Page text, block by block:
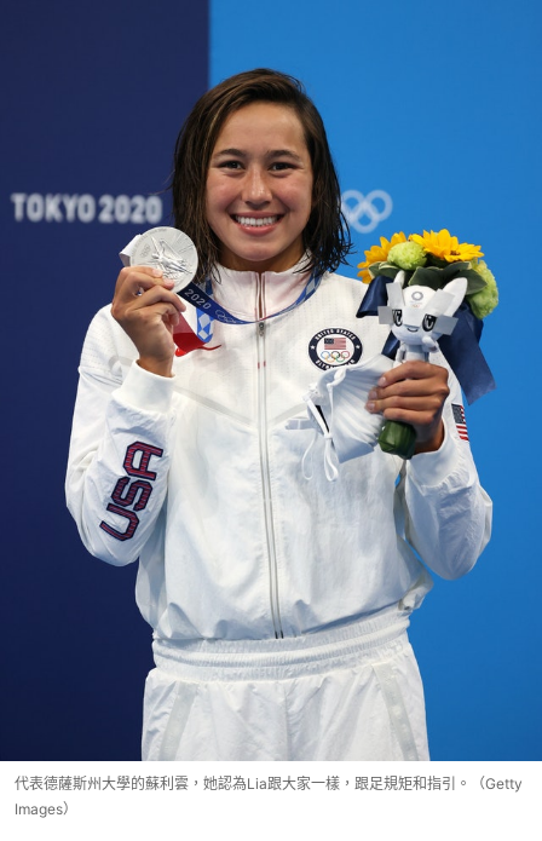
代表德薩斯州大學的蘇利雲，她認為Lia跟大家一樣，跟足規矩和指引。（Getty
Images）